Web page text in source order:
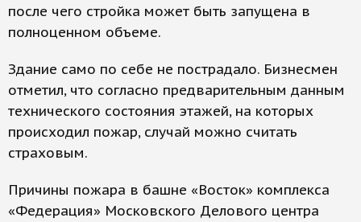
после чего стройка может быть запущена в
полноценном объеме.
Здание само по себе не пострадало. Бизнесмен
отметил, что согласно предварительным данным
технического состояния этажей, на которых
происходил пожар, случай можно считать
страховым.
Причины пожара в башне «Восток» комплекса
«Федерация» Московского Делового центра